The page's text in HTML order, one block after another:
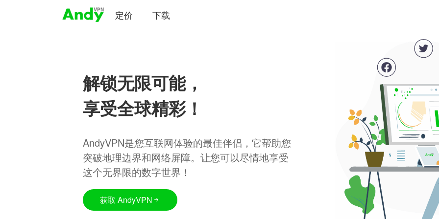
定价 下载
解锁无限可能，
享受全球精彩！
AndyVPN是您互联网体验的最佳伴侣，它帮助您
突破地理边界和网络屏障。让您可以尽情地享受
这个无界限的数字世界！
获取 AndyVPN